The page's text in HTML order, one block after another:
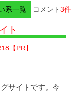
系一覧
コメント3件
ト
【PR】
サイトです。今